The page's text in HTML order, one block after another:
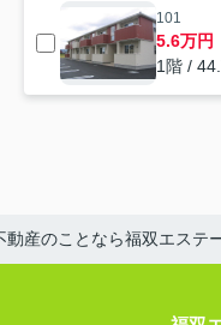
101
5.6万円
1階 /
動産のことなら福双エステ